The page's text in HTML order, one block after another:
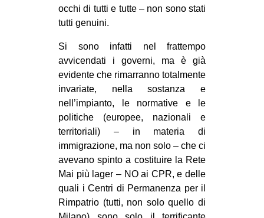
occhi di tutti e tutte – non sono stati
tutti genuini.
Si sono infatti nel frattempo
avvicendati i governi, ma è già
evidente che rimarranno totalmente
invariate, nella sostanza e
nell’impianto, le normative e le
politiche (europee, nazionali e
territoriali) – in materia di
immigrazione, ma non solo – che ci
avevano spinto a costituire la Rete
Mai più lager – NO ai CPR, e delle
quali i Centri di Permanenza per il
Rimpatrio (tutti, non solo quello di